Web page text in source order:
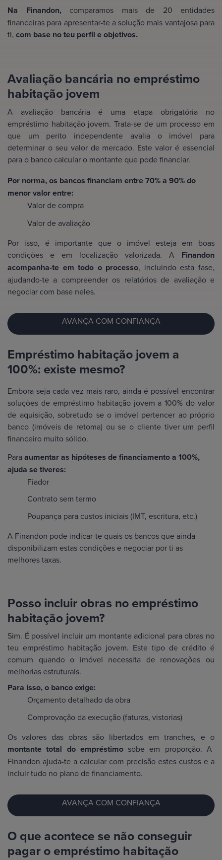
Na Finandon,comparamos mais de 20 entidades
financeiras para apresentar-te a solução mais vantajosa para
ti, com base no teu perfil e objetivos.
Avaliação bancária no empréstimo
habitação jovem
A avaliação bancária é uma etapa obrigatória no
empréstimo habitação jovem. Trata-se de um processo em
que um perito independente avalia o imóvel para
determinar o seu valor de mercado. Este valor é essencial
para o banco calcular o montante que pode financiar.
Por norma, os bancos financiam entre 70% a 90% do
menor valor entre:
Valor de compra
Valor de avaliação
Por isso, é importante que o imóvel esteja em boas
condições e em localização valorizada. A Finandon
acompanha-te em todo o processo, incluindo esta fase,
ajudando-te a compreender os relatórios de avaliação e
negociar com base neles.
AVANÇA COM CONFIANÇA
Empréstimo habitação jovem a
100%: existe mesmo?
Embora seja cada vez mais raro, ainda é possível encontrar
soluções de empréstimo habitação jovem a 100% do valor
de aquisição, sobretudo se o imóvel pertencer ao próprio
banco (imóveis de retoma) ou se o cliente tiver um perfil
financeiro muito sólido.
Paraaumentar as hipóteses de financiamento a 100%,
ajuda se tiveres:
Fiador
Contrato sem termo
Poupança para custos iniciais (IMT, escritura, etc.)
A Finandon pode indicar-te quais os bancos que ainda
disponibilizam estas condições e negociar por ti as
melhores taxas.
Posso incluir obras no empréstimo
habitação jovem?
Sim. É possível incluir um montante adicional para obras no
teu empréstimo habitação jovem. Este tipo de crédito é
comum quando o imóvel necessita de renovações ou
melhorias estruturais.
Para isso, o banco exige:
Orçamento detalhado da obra
Comprovação da execução (faturas, vistorias)
Os valores das obras são libertados em tranches, e o
montante total do empréstimosobe em proporção. A
Finandon ajuda-te a calcular com precisão estes custos e a
incluir tudo no plano de financiamento.
AVANÇA COM CONFIANÇA
O que acontece se não conseguir
pagar o empréstimo habitação